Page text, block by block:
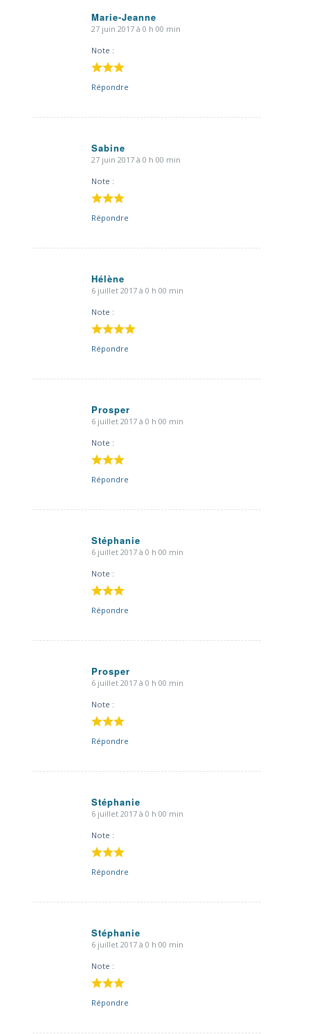
Marie-Jeanne
dit
27 juin 2017 à 0 h 00 min
Note :
Répondre
Sabine
dit
27 juin 2017 à 0 h 00 min
Note :
Répondre
Hélène
dit
6 juillet 2017 à 0 h 00 min
Note :
Répondre
Prosper
dit
6 juillet 2017 à 0 h 00 min
Note :
Répondre
Stéphanie
dit
6 juillet 2017 à 0 h 00 min
Note :
Répondre
Prosper
dit
6 juillet 2017 à 0 h 00 min
Note :
Répondre
Stéphanie
dit
6 juillet 2017 à 0 h 00 min
Note :
Répondre
Stéphanie
dit
6 juillet 2017 à 0 h 00 min
Note :
Répondre